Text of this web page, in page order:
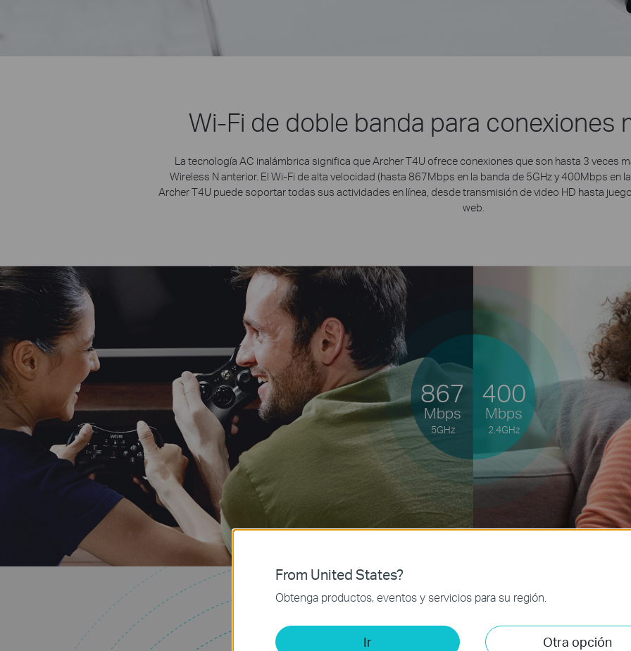
Wi-Fi de doble banda para conexiones
La tecnología AC inalámbrica significa que Archer T4U ofrece conexiones que son hasta 3 veces
Wireless N anterior. El Wi-Fi de alta velocidad (hasta 867Mbps en la banda de 5GHz y 400Mbps en
Archer T4U puede soportar todas sus actividades en línea, desde transmisión de video HD hasta
web.
867
Mbps
5GHz
400
Mbps
2.4GHz
From United States?
Obtenga productos, eventos y servicios para su región.
Ir Otra opción